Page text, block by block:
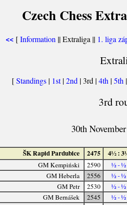
Czech Chess
<< [Information || Extraliga || 1. liga
[Standings | 1st|2nd | 3rd |4th |5th |
3rd
30th
ŠK Rapid Pardubice 2475 4½ :
GM Kempiński 2590 ½ - ½
GM Heberla
2556 ½ - ½
GM Petr
2530 ½ - ½
GM Bernášek
2545 ½ - ½